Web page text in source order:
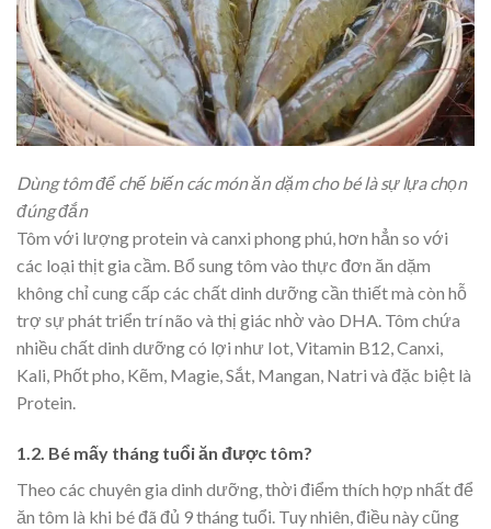
Dùng tôm để chế biến các món ăn dặm cho bé là sự lựa chọn
đúng đắn
Tôm với lượng protein và canxi phong phú, hơn hẳn so với
các loại thịt gia cầm. Bổ sung tôm vào thực đơn ăn dặm
không chỉ cung cấp các chất dinh dưỡng cần thiết mà còn hỗ
trợ sự phát triển trí não và thị giác nhờ vào DHA. Tôm chứa
nhiều chất dinh dưỡng có lợi như Iot, Vitamin B12, Canxi,
Kali, Phốt pho, Kẽm, Magie, Sắt, Mangan, Natri và đặc biệt là
Protein.
1.2. Bé mấy tháng tuổi ăn được tôm?
Theo các chuyên gia dinh dưỡng, thời điểm thích hợp nhất để
ăn tôm là khi bé đã đủ 9 tháng tuổi. Tuy nhiên, điều này cũng